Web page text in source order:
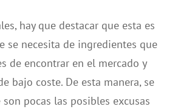
hay que destacar que esta es
se necesita de ingredientes que
de encontrar en el mercado y
bajo coste. De esta manera, se
pocas las posibles excusas